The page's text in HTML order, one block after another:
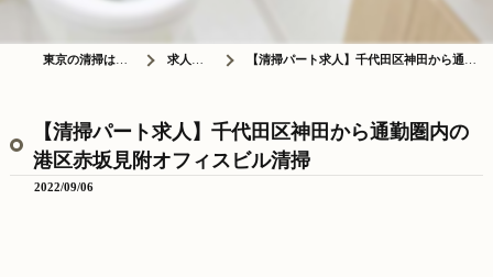
東京の清掃は株式会社松永商店 求人情報ブログ 【清掃パート求人】千代田区神田から通勤圏内の港区赤坂見附オフィスビル清掃
【清掃パート求人】千代田区神田から通勤圏内の
港区赤坂見附オフィスビル清掃
2022/09/06